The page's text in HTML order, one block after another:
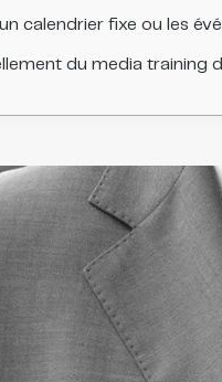
calendrier fixe ou les
du media training